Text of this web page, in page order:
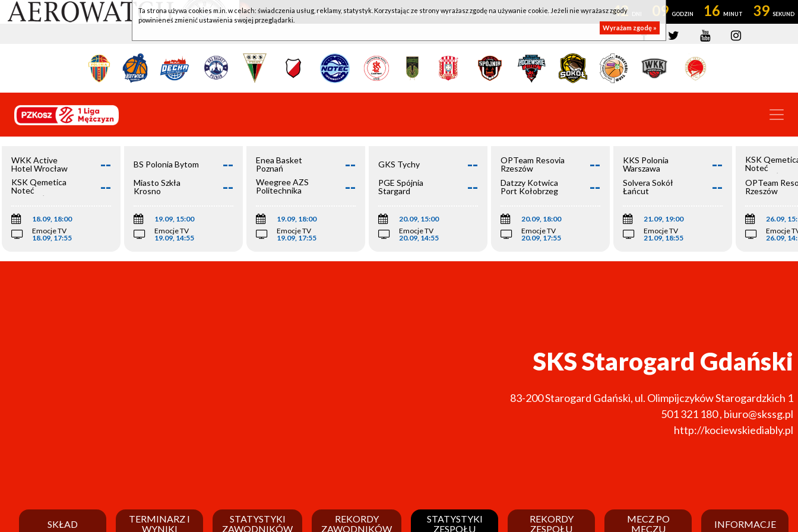
WKK ACTIVE HOTEL WROCŁAW - KSK QEMETICA NOTEĆ INOWROCŁAW 42 09 16 38
WKK Active
Hotel Wrocław
--
KSK Qemetica
Noteć
Inowrocław
--
18.09, 18:00
Emocje TV
18.09, 17:55
BS Polonia Bytom --
Miasto Szkła
Krosno
--
19.09, 15:00
Emocje TV
19.09, 14:55
Enea Basket
Poznań
--
Weegree AZS
Politechnika
--
19.09, 18:00
Emocje TV
19.09, 17:55
GKS Tychy --
PGE Spójnia
Stargard
--
20.09, 15:00
Emocje TV
20.09, 14:55
OPTeam Resovia
Rzeszów
--
Datzzy Kotwica
Port Kołobrzeg
--
20.09, 18:00
Emocje TV
20.09, 17:55
KKS Polonia
Warszawa
--
Solvera Sokół
Łańcut
--
21.09, 19:00
Emocje TV
21.09, 18:55
KSK
Noteć
Inowrocław
OPTeam
Rzeszów
26.09,
Emocje
26.09,
SKS Starogard Gdański
83-200Starogard Gdański, ul. Olimpijczyków Starogardzkich 1
501 321 180, biuro@skssg.pl
http://kociewskiediably.pl
SKŁAD
TERMINARZ I
WYNIKI
STATYSTYKI
ZAWODNIKÓW
REKORDY
ZAWODNIKÓW
STATYSTYKI
ZESPOŁU
REKORDY
ZESPOŁU
MECZ PO
MECZU
INFORMACJE
Ta strona używa cookies m.in. w celach: świadczenia usług, reklamy, statystyk. Korzystając ze strony wyrażasz zgodę na używanie cookie. Jeżeli nie wyrażasz zgody
powinieneś zmienić ustawienia swojej przeglądarki.
Wyrażam zgodę »